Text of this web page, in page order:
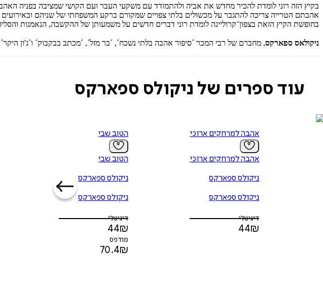
בקיץ הזה רוני לומדת להכיר מחדש את אביה ולהתמודד עם משקעי העבר ועם הקושי שמציבה בפניה
אהבתם הטרייה צריכה להתגבר על מכשולים בלתי צפויים שמקורם ברקע המשפחתי של שניהם ובאירועים
בחופשת הקיץ הזאת בצפון־קרוליינה לומדת רוני דברים חדשים על משמעותן של ההקשבה, הנאמנות
ניקולאס ספארקס, מחברם של רבי המכר ´סיפור אהבה בלתי נשכח´, ´בר מזל´, ´מכתב בבקבוק´ ו´ג'ון
עוד ספרים של ניקולס ספארקס
אהבה למרחקים ארוכים
אהבה למרחקים ארוכים
ניקולס ספארקס
ניקולס ספארקס
דיגיטלי
44₪
הטוב שבי
הטוב שבי
ניקולס ספארקס
ניקולס ספארקס
דיגיטלי
44₪
מודפס
70.4₪